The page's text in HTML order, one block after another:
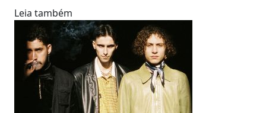
Leia também